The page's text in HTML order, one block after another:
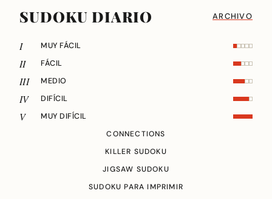
SUDOKU DIARIO ARCHIVO
I MUY FÁCIL
II FÁCIL
III MEDIO
IV DIFÍCIL
V
MUY DIFÍCIL
CONNECTIONS
KILLER SUDOKU
JIGSAW SUDOKU
SUDOKU PARA IMPRIMIR